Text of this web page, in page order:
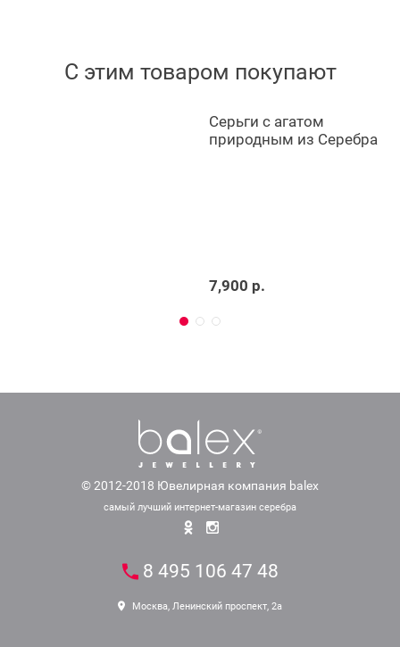
С этим товаром покупают
Серьги с агатом
природным из Серебра
7,900 р.
© 2012-2018 Ювелирная компания balex
самый лучший интернет-магазин серебра
8 495 106 47 48
Москва, Ленинский проспект, 2а